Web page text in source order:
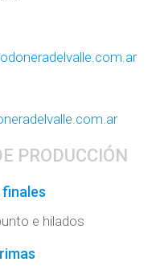
PRODUCCIÓN
e hilados